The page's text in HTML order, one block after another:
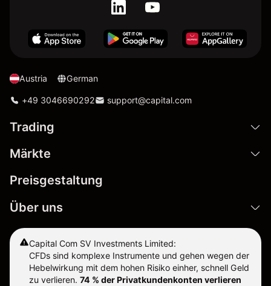
Austria German
+49 3046690292 support@capital.com
Trading
Märkte
Preisgestaltung
Über uns
Capital Com SV Investments Limited:
CFDs sind komplexe Instrumente und gehen wegen der
Hebelwirkung mit dem hohen Risiko einher, schnell Geld
zu verlieren. 74 % der Privatkundenkonten verlieren